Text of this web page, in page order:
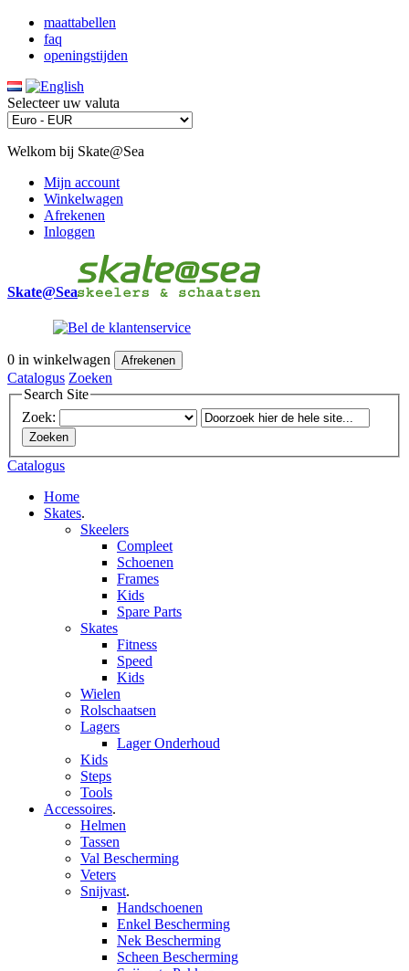
maattabellen
faq
openingstijden
Selecteer uw valuta
Welkom bij Skate@Sea
Mijn account
Winkelwagen
Afrekenen
Inloggen
Skate@Sea
0 in winkelwagen Afrekenen
Catalogus Zoeken
Search Site
Zoek:
Zoeken
Catalogus
Home
Skates.
Skeelers
Compleet
Schoenen
Frames
Kids
Spare Parts
Skates
Fitness
Speed
Kids
Wielen
Rolschaatsen
Lagers
Lager Onderhoud
Kids
Steps
Tools
Accessoires.
Helmen
Tassen
Val Bescherming
Veters
Snijvast.
Handschoenen
Enkel Bescherming
Nek Bescherming
Scheen Bescherming